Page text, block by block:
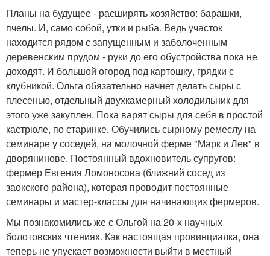
Планы на будущее - расширять хозяйство: барашки,
пчелы. И, само собой, утки и рыба. Ведь участок
находится рядом с запущенным и заболоченным
деревенским прудом - руки до его обустройства пока не
доходят. И большой огород под картошку, грядки с
клубникой. Ольга обязательно начнет делать сыры с
плесенью, отдельный двухкамерный холодильник для
этого уже закуплен. Пока варят сыры для себя в простой
кастрюле, по старинке. Обучились сырному ремеслу на
семинаре у соседей, на молочной ферме "Марк и Лев" в
дворянинове. Постоянный вдохновитель супругов:
фермер Евгения Ломоносова (ближний сосед из
заокского района), которая проводит постоянные
семинары и мастер-классы для начинающих фермеров.
Мы познакомились же с Ольгой на 20-х научных
болотовских чтениях. Как настоящая провинциалка, она
теперь не упускает возможности выйти в местный